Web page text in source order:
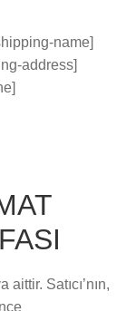
name]
address]
aittir. Satıcı’nın,